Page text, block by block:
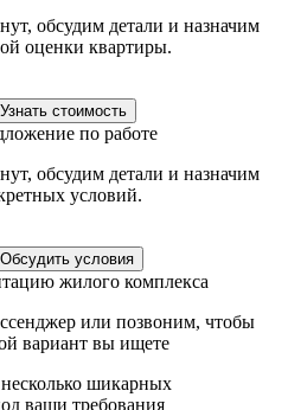
обсудим детали и назначим
оценки квартиры.
Узнать стоимость
по работе
обсудим детали и назначим
условий.
Обсудить условия
жилого комплекса
или позвоним, чтобы
вариант вы ищете
шикарных
ваши требования